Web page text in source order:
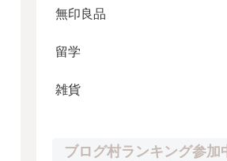
無印良品
留学
雑貨
ブログ村ランキング参加